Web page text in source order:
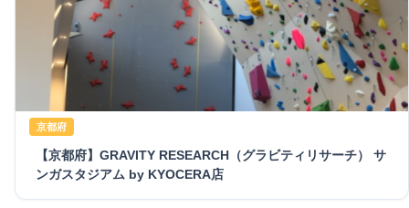
京都府
【京都府】GRAVITY RESEARCH（グラビティリサーチ） サ
ンガスタジアム by KYOCERA店